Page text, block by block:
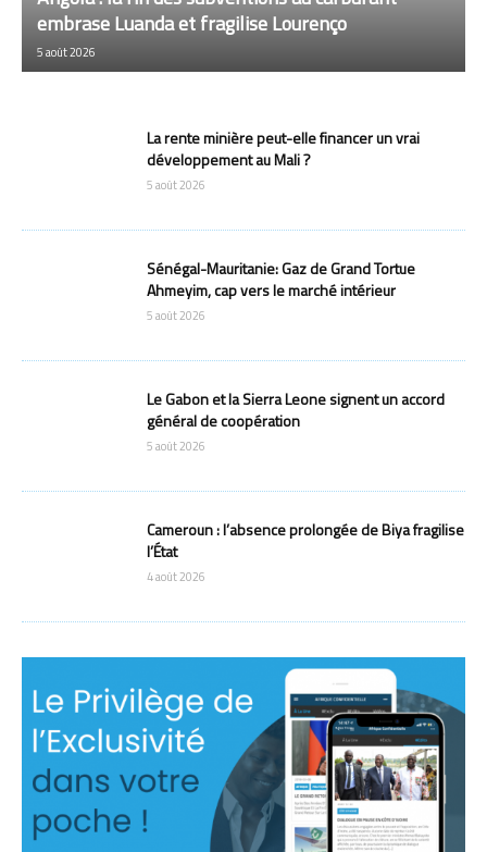
embrase Luanda et fragilise Lourenço
5 août 2026
La rente minière peut-elle financer un vrai
développement au Mali ?
5 août 2026
Sénégal-Mauritanie: Gaz de Grand Tortue
Ahmeyim, cap vers le marché intérieur
5 août 2026
Le Gabon et la Sierra Leone signent un accord
général de coopération
5 août 2026
Cameroun : l’absence prolongée de Biya fragilise
l’État
4 août 2026